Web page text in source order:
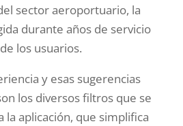
sector aeroportuario, la
durante años de servicio
los usuarios.
y esas sugerencias
los diversos filtros que se
la aplicación, que simplifica